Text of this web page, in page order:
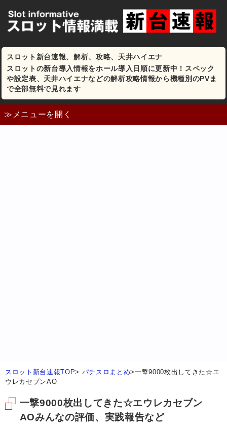
スロット新台速報、解析、攻略、天井ハイエナ
スロットの新台導入情報をホール導入日順に更新中！スペック
や設定表、天井ハイエナなどの解析攻略情報から機種別のPVま
で全部無料で見れます
≫メニューを開く
スロット新台速報TOP> パチスロまとめ>一撃9000枚出してきた☆エ
ウレカセブンAO
一撃9000枚出してきた☆エウレカセブン
AOみんなの評価、実践報告など